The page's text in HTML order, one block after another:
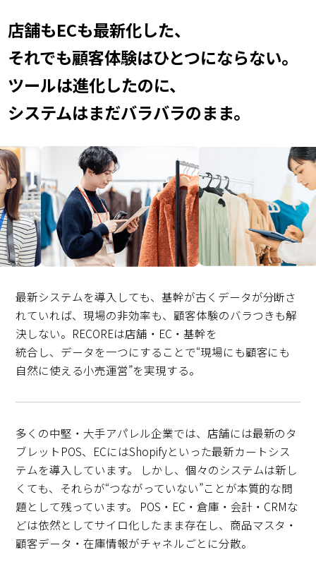
店舗もECも最新化した、
それでも顧客体験はひとつにならない。
ツールは進化したのに、
システムはまだバラバラのまま。
最新システムを導入しても、基幹が古くデータが分断さ
れていれば、現場の非効率も、顧客体験のバラつきも解
決しない。RECOREは店舗・EC・基幹を
統合し、データを一つにすることで“現場にも顧客にも
自然に使える小売運営”を実現する。
多くの中堅・大手アパレル企業では、店舗には最新のタ
ブレットPOS、ECにはShopifyといった最新カートシス
テムを導入しています。 しかし、個々のシステムは新し
くても、それらが“つながっていない”ことが本質的な問
題として残っています。 POS・EC・倉庫・会計・CRMな
どは依然としてサイロ化したまま存在し、商品マスタ・
顧客データ・在庫情報がチャネルごとに分散。